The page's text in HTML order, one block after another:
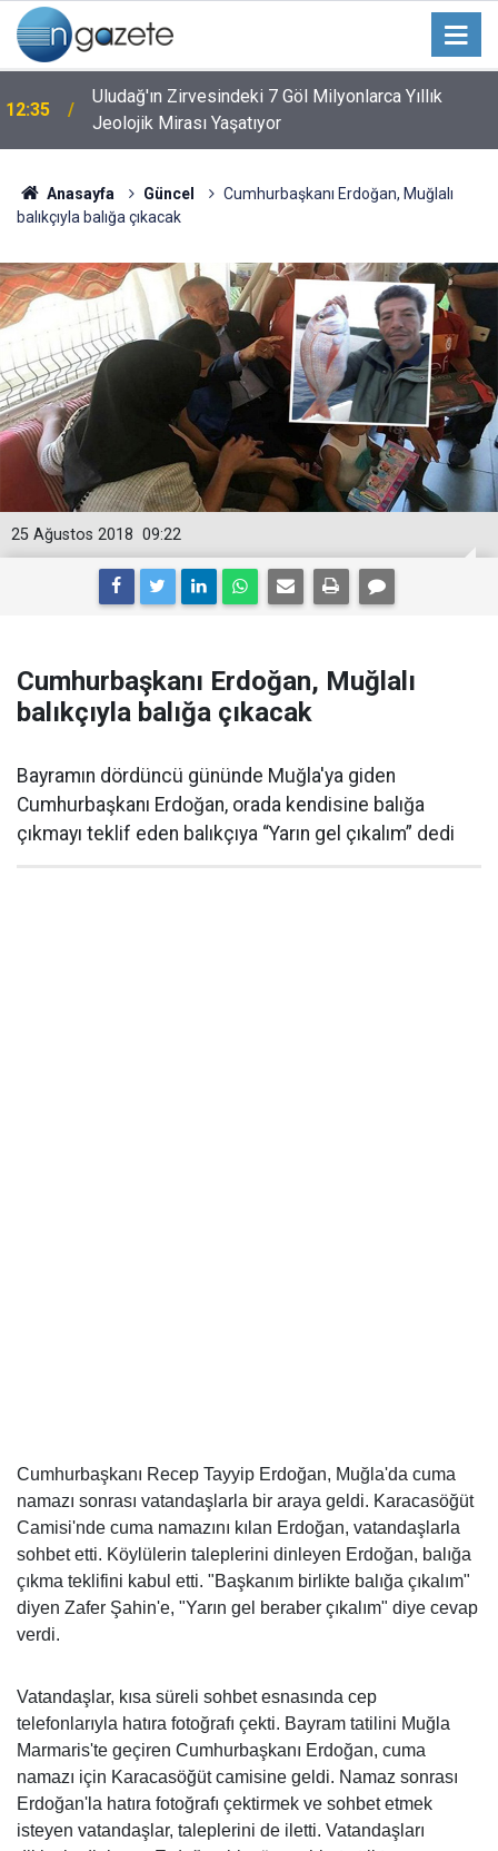
12:35
Uludağ'ın Zirvesindeki 7 Göl Milyonlarca Yıllık
Jeolojik Mirası Yaşatıyor
Anasayfa Güncel
Cumhurbaşkanı Erdoğan, Muğlalı
balıkçıyla balığa çıkacak
09:22
25 Ağustos 2018
Cumhurbaşkanı Erdoğan, Muğlalı
balıkçıyla balığa çıkacak
Bayramın dördüncü gününde Muğla'ya giden
Cumhurbaşkanı Erdoğan, orada kendisine balığa
çıkmayı teklif eden balıkçıya “Yarın gel çıkalım” dedi
Cumhurbaşkanı Recep Tayyip Erdoğan, Muğla'da cuma
namazı sonrası vatandaşlarla bir araya geldi. Karacasöğüt
Camisi'nde cuma namazını kılan Erdoğan, vatandaşlarla
sohbet etti. Köylülerin taleplerini dinleyen Erdoğan, balığa
çıkma teklifini kabul etti. "Başkanım birlikte balığa çıkalım"
diyen Zafer Şahin'e, "Yarın gel beraber çıkalım" diye cevap
verdi.
Vatandaşlar, kısa süreli sohbet esnasında cep
telefonlarıyla hatıra fotoğrafı çekti. Bayram tatilini Muğla
Marmaris'te geçiren Cumhurbaşkanı Erdoğan, cuma
namazı için Karacasöğüt camisine geldi. Namaz sonrası
Erdoğan'la hatıra fotoğrafı çektirmek ve sohbet etmek
isteyen vatandaşlar, taleplerini de iletti. Vatandaşları